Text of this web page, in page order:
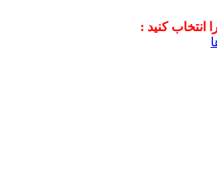
انتخاب کنید :